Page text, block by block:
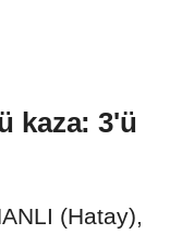
kaza: 3'ü
(Hatay),